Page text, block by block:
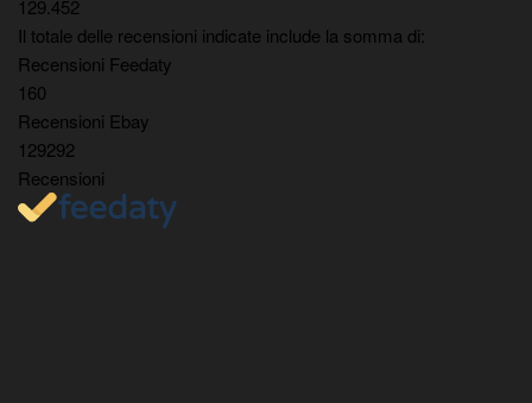
129.452
Il totale delle recensioni indicate include la somma di:
Recensioni Feedaty
160
Recensioni Ebay
129292
Recensioni